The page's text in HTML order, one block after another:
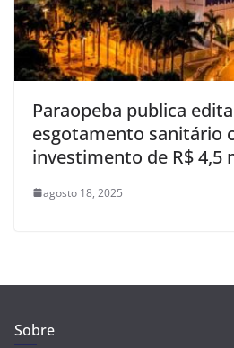
Paraopeba publica
esgotamento sanitário
investimento de R$ 4,5
agosto 18, 2025
Sobre